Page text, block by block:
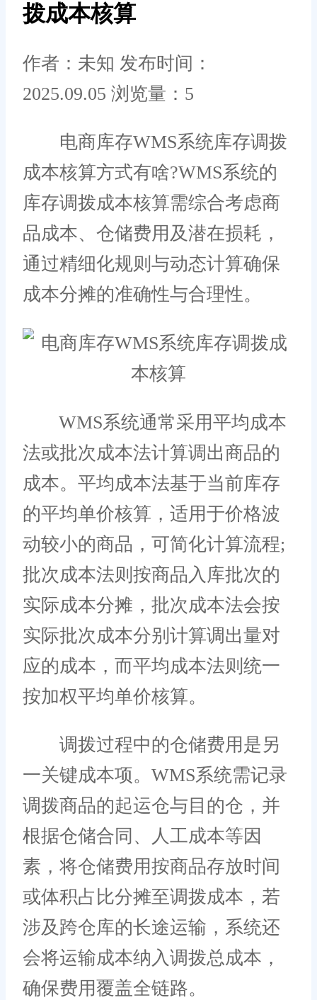
拨成本核算
作者：未知 发布时间：
2025.09.05 浏览量：5
电商库存WMS系统库存调拨
成本核算方式有啥?WMS系统的
库存调拨成本核算需综合考虑商
品成本、仓储费用及潜在损耗，
通过精细化规则与动态计算确保
成本分摊的准确性与合理性。
WMS系统通常采用平均成本
法或批次成本法计算调出商品的
成本。平均成本法基于当前库存
的平均单价核算，适用于价格波
动较小的商品，可简化计算流程;
批次成本法则按商品入库批次的
实际成本分摊，批次成本法会按
实际批次成本分别计算调出量对
应的成本，而平均成本法则统一
按加权平均单价核算。
调拨过程中的仓储费用是另
一关键成本项。WMS系统需记录
调拨商品的起运仓与目的仓，并
根据仓储合同、人工成本等因
素，将仓储费用按商品存放时间
或体积占比分摊至调拨成本，若
涉及跨仓库的长途运输，系统还
会将运输成本纳入调拨总成本，
确保费用覆盖全链路。